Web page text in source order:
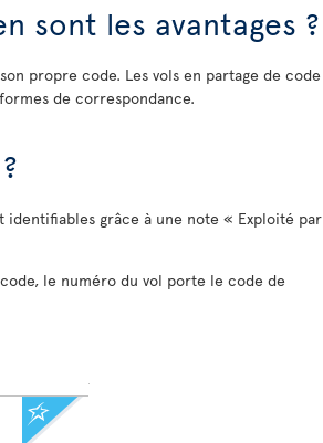
sont les avantages ?
propre code. Les vols en partage de code
de correspondance.
grâce à une note « Exploité par
le numéro du vol porte le code de